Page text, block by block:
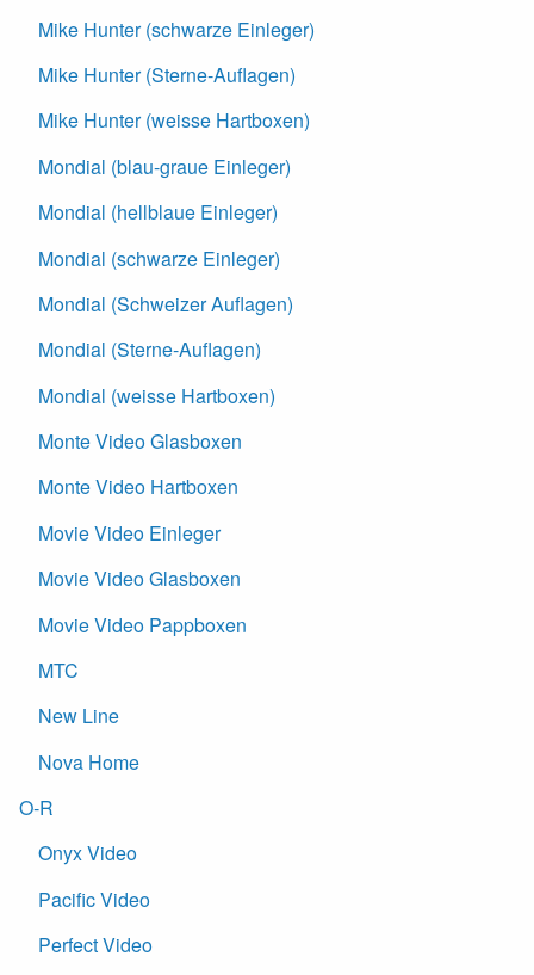
Mike Hunter (schwarze Einleger)
Mike Hunter (Sterne-Auflagen)
Mike Hunter (weisse Hartboxen)
Mondial (blau-graue Einleger)
Mondial (hellblaue Einleger)
Mondial (schwarze Einleger)
Mondial (Schweizer Auflagen)
Mondial (Sterne-Auflagen)
Mondial (weisse Hartboxen)
Monte Video Glasboxen
Monte Video Hartboxen
Movie Video Einleger
Movie Video Glasboxen
Movie Video Pappboxen
MTC
New Line
Nova Home
O-R
Onyx Video
Pacific Video
Perfect Video